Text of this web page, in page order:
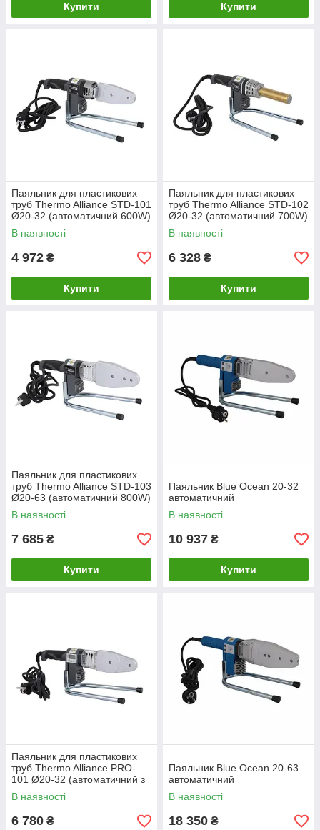
Купити Купити
Паяльник для пластикових
труб Thermo Alliance STD-101
Ø20-32 (автоматичний 600W)
В наявності
4 972 ₴
Купити
Паяльник для пластикових
труб Thermo Alliance STD-102
Ø20-32 (автоматичний 700W)
В наявності
6 328 ₴
Купити
Паяльник для пластикових
труб Thermo Alliance STD-103
Ø20-63 (автоматичний 800W)
В наявності
7 685 ₴
Купити
Паяльник Blue Ocean 20-32
автоматичний
В наявності
10 937 ₴
Купити
Паяльник для пластикових
труб Thermo Alliance PRO-
101 Ø20-32 (автоматичний з
дісплеєм, 600W)
В наявності
6 780 ₴
Паяльник Blue Ocean 20-63
автоматичний
В наявності
18 350 ₴